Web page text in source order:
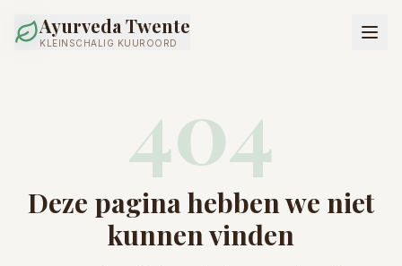
Ayurveda Twente
KLEINSCHALIG KUUROORD
404
Deze pagina hebben we niet
kunnen vinden